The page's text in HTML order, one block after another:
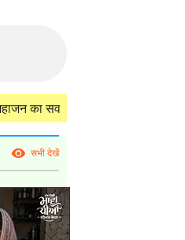
केंद्र ने दी परियोजना की विस्तृत
सभी देखें